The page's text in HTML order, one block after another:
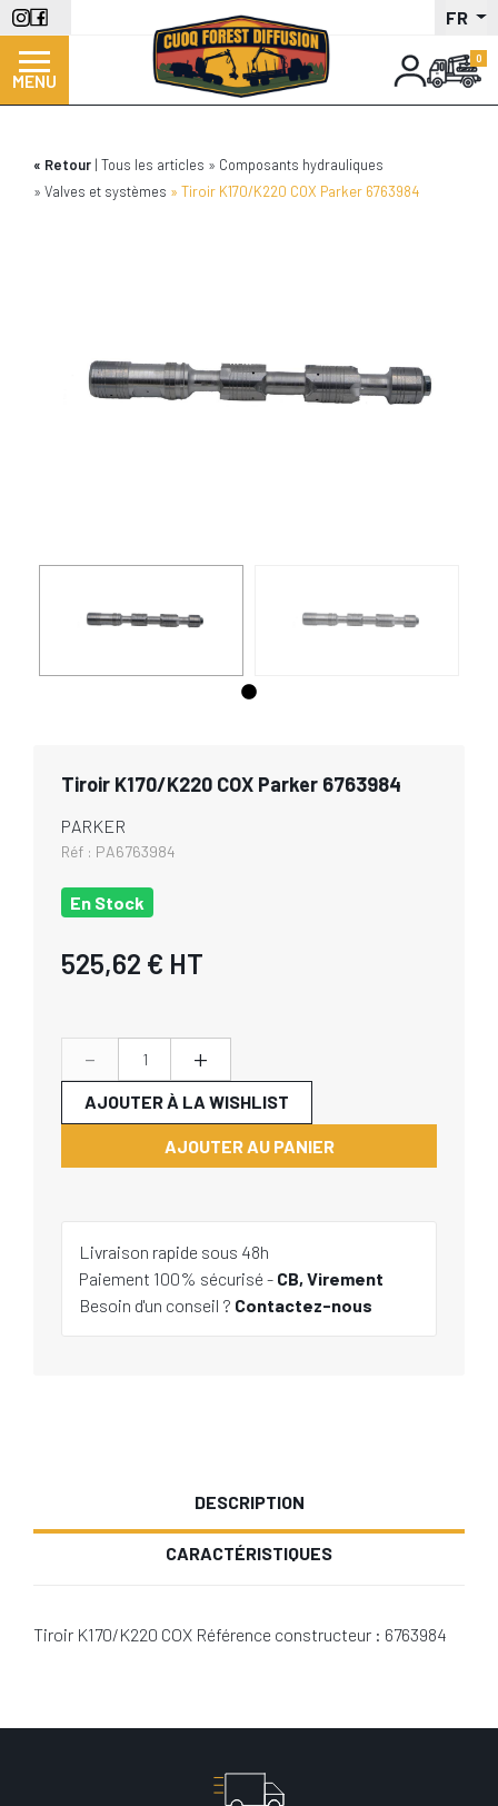
Aller
au
contenu
principal
FR
MENU
Retour Tous les articles
Composants hydrauliques
Valves et systèmes
Tiroir K170/K220 COX Parker 6763984
Tiroir K170/K220 COX Parker 6763984
PARKER
Réf : PA6763984
En Stock
525,62 € HT
- +
AJOUTER AU PANIER
AJOUTER À LA WISHLIST
Livraison rapide sous 48h
Paiement 100% sécurisé - CB, Virement
Besoin d'un conseil ? Contactez-nous
DESCRIPTION
CARACTÉRISTIQUES
Tiroir K170/K220 COX Référence constructeur : 6763984